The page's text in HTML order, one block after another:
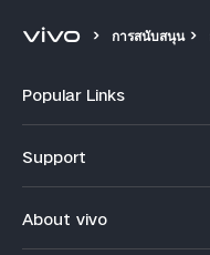
การสนับสนุน
Popular Links
X300 Pro
X300
Support
ศูนย์บริการ
About vivo